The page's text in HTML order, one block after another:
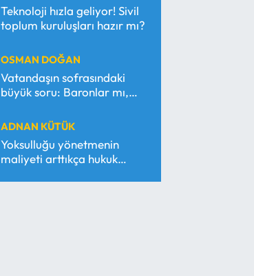
Teknoloji hızla geliyor! Sivil
toplum kuruluşları hazır mı?
OSMAN DOĞAN
Vatandaşın sofrasındaki
büyük soru: Baronlar mı,
ADNAN KÜTÜK
Yoksulluğu yönetmenin
maliyeti arttıkça hukuk